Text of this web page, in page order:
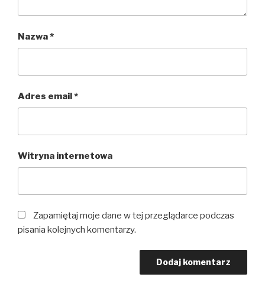
Nazwa*
Adres email*
Witryna internetowa
Zapamiętaj moje dane w tej przeglądarce podczas
pisania kolejnych komentarzy.